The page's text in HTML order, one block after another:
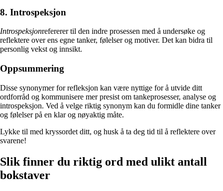
8. Introspeksjon
Introspeksjonrefererer til den indre prosessen med å undersøke og
reflektere over ens egne tanker, følelser og motiver. Det kan bidra til
personlig vekst og innsikt.
Oppsummering
Disse synonymer for refleksjon kan være nyttige for å utvide ditt
ordforråd og kommunisere mer presist om tankeprosesser, analyse og
introspeksjon. Ved å velge riktig synonym kan du formidle dine tanker
og følelser på en klar og nøyaktig måte.
Lykke til med kryssordet ditt, og husk å ta deg tid til å reflektere over
svarene!
Slik finner du riktig ord med ulikt antall
bokstaver